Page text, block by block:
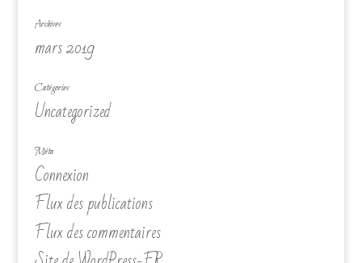
Archives
mars 2019
Catégories
Uncategorized
Méta
Connexion
Flux des publications
Flux des commentaires